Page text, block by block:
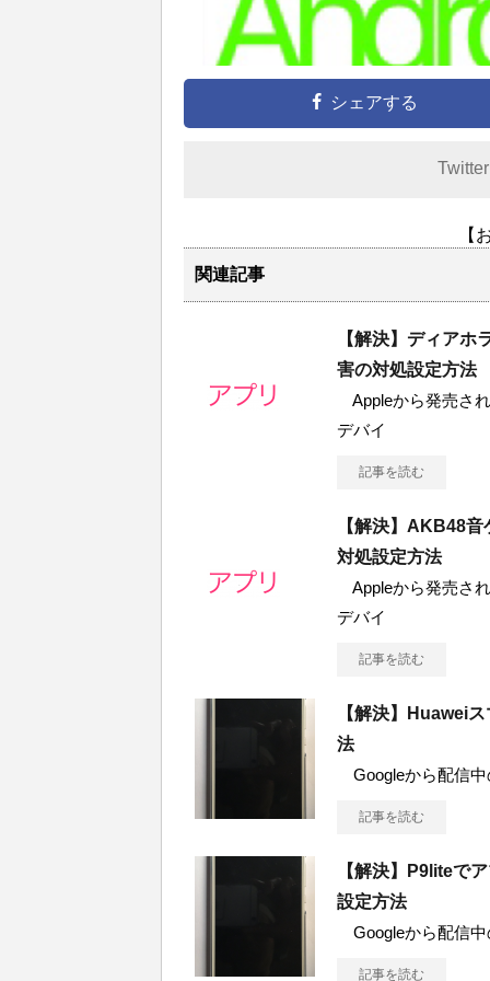
シェアする
【
関連記事
【解決】ディアホ
害の対処設定方法
Appleから発売さ
デバイ
記事を読む
【解決】AKB48
対処設定方法
Appleから発売さ
デバイ
記事を読む
【解決】Huawei
法
Googleから配信中
記事を読む
【解決】P9liteで
設定方法
Googleから配信中
記事を読む